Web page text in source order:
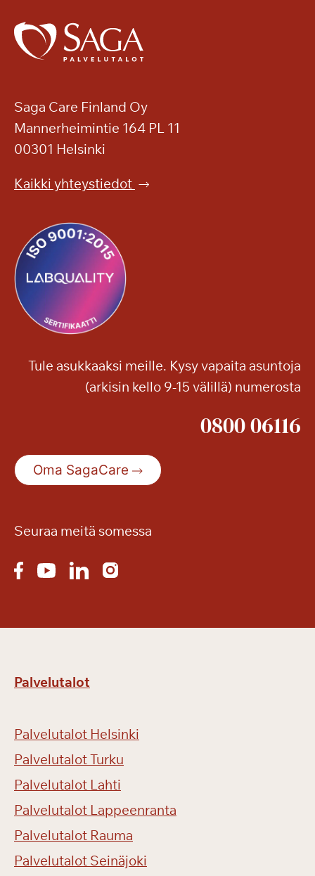
Saga Care Finland Oy
Mannerheimintie 164 PL 11
00301 Helsinki
Kaikki yhteystiedot
Tule asukkaaksi meille. Kysy vapaita asuntoja
(arkisin kello 9-15 välillä) numerosta
0800 06116
Oma SagaCare
Seuraa meitä somessa
Palvelutalot
Palvelutalot Helsinki
Palvelutalot Turku
Palvelutalot Lahti
Palvelutalot Lappeenranta
Palvelutalot Rauma
Palvelutalot Seinäjoki